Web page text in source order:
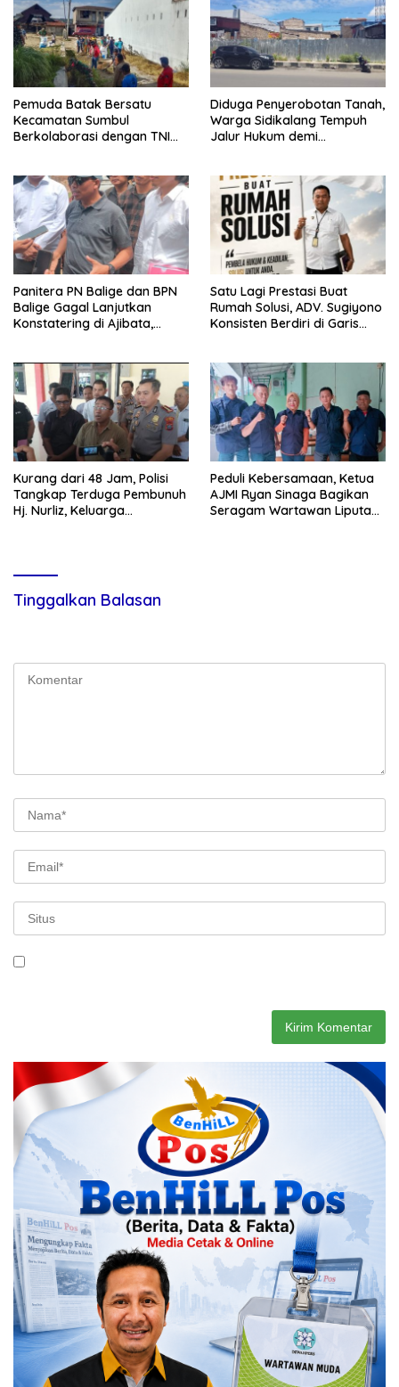
Pemuda Batak Bersatu
Kecamatan Sumbul
Berkolaborasi dengan TNI
dan HUT Ke-81 Kemerdekaan
RI
Diduga Penyerobotan Tanah,
Warga Sidikalang Tempuh
Jalur Hukum demi
Panitera PN Balige dan BPN
Balige Gagal Lanjutkan
Konstatering di Ajibata,
Satu Lagi Prestasi Buat
Rumah Solusi, ADV. Sugiyono
Konsisten Berdiri di Garis
Kurang dari 48 Jam, Polisi
Tangkap Terduga Pembunuh
Hj. Nurliz, Keluarga
Peduli Kebersamaan, Ketua
AJMI Ryan Sinaga Bagikan
Seragam Wartawan Liputan
Tinggalkan Balasan